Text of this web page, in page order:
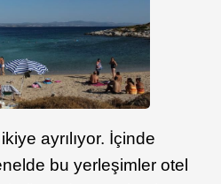
ayrılıyor. İçinde
bu yerleşimler otel